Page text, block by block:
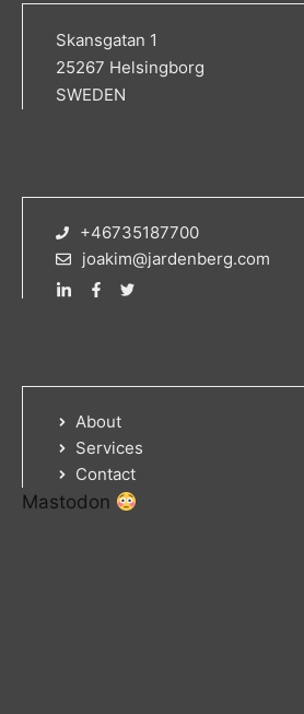
Skansgatan 1
25267 Helsingborg
SWEDEN
+46735187700
joakim@jardenberg.com
About
Services
Contact
Mastodon